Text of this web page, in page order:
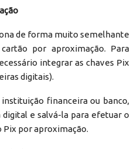
de forma muito semelhante
por aproximação. Para
integrar as chaves Pix
digitais).
financeira ou banco,
e salvá-la para efetuar o
por aproximação.